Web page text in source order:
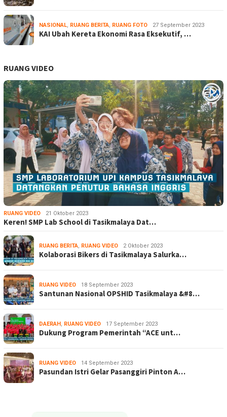
NASIONAL, RUANG BERITA, RUANG FOTO 27 September 2023
KAI Ubah Kereta Ekonomi Rasa Eksekutif, …
RUANG VIDEO
RUANG VIDEO 21 Oktober 2023
Keren! SMP Lab School di Tasikmalaya Dat…
RUANG BERITA, RUANG VIDEO 2 Oktober 2023
Kolaborasi Bikers di Tasikmalaya Salurka…
RUANG VIDEO 18 September 2023
Santunan Nasional OPSHID Tasikmalaya &#8…
DAERAH, RUANG VIDEO 17 September 2023
Dukung Program Pemerintah “ACE unt…
RUANG VIDEO 14 September 2023
Pasundan Istri Gelar Pasanggiri Pinton A…